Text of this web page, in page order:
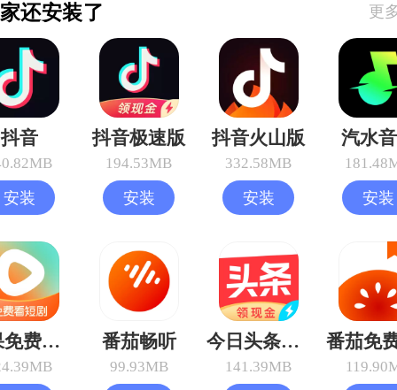
还安装了 更
抖音
安装
抖音极速版
194.53MB
安装
抖音火山版
332.58MB
安装
汽水
安装
红果免费短剧 番茄畅听
99.93MB
今日头条极速版
141.39MB